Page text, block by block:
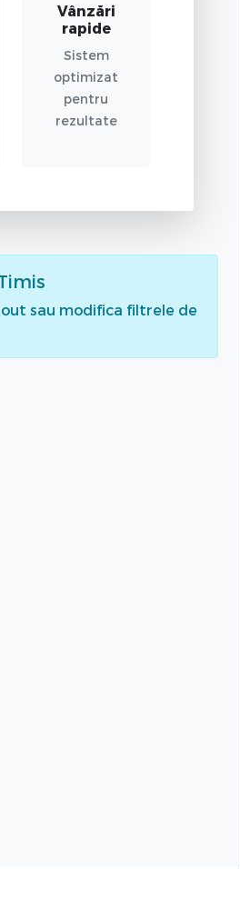
Vânzări
rapide
Sistem
optimizat
pentru
rezultate
sau modifica filtrele de